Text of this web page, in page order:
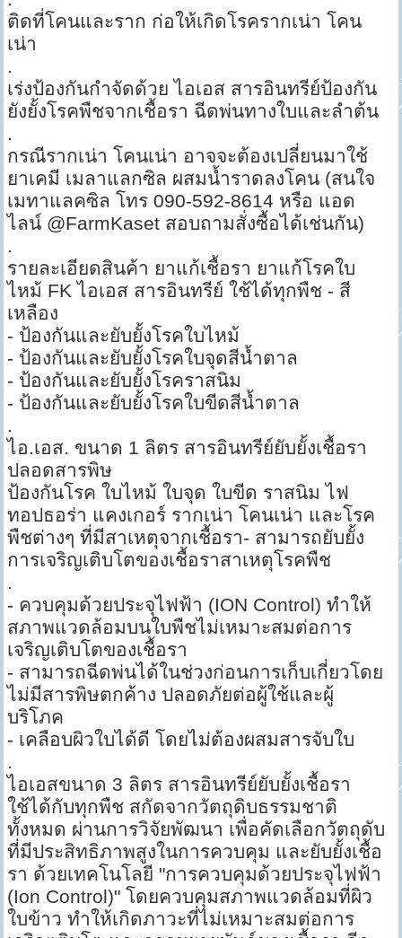
ติดที่โคนและราก ก่อให้เกิดโรครากเน่า โคน
เน่า
.
เร่งป้องกันกำจัดด้วย ไอเอส สารอินทรีย์ป้องกัน
ยังยั้งโรคพืชจากเชื้อรา ฉีดพ่นทางใบและลำต้น
.
กรณีรากเน่า โคนเน่า อาจจะต้องเปลี่ยนมาใช้
ยาเคมี เมลาแลกซิล ผสมน้ำราดลงโคน (สนใจ
เมทาแลคซิล โทร 090-592-8614 หรือ แอด
ไลน์ @FarmKaset สอบถามสั่งซื้อได้เช่นกัน)
.
รายละเอียดสินค้า ยาแก้เชื้อรา ยาแก้โรคใบ
ไหม้ FK ไอเอส สารอินทรีย์ ใช้ได้ทุกพืช - สี
เหลือง
- ป้องกันและยับยั้งโรคใบไหม้
- ป้องกันและยับยั้งโรคใบจุดสีน้ำตาล
- ป้องกันและยับยั้งโรคราสนิม
- ป้องกันและยับยั้งโรคใบขีดสีน้ำตาล
.
ไอ.เอส. ขนาด 1 ลิตร สารอินทรีย์ยับยั้งเชื้อรา
ปลอดสารพิษ
ป้องกันโรค ใบไหม้ ใบจุด ใบขีด ราสนิม ไฟ
ทอปธอร่า แคงเกอร์ รากเน่า โคนเน่า และโรค
พืชต่างๆ ที่มีสาเหตุจากเชื้อรา- สามารถยับยั้ง
การเจริญเติบโตของเชื้อราสาเหตุโรคพืช
.
- ควบคุมด้วยประจุไฟฟ้า (ION Control) ทำให้
สภาพแวดล้อมบนใบพืชไม่เหมาะสมต่อการ
เจริญเติบโตของเชื้อรา
- สามารถฉีดพ่นได้ในช่วงก่อนการเก็บเกี่ยวโดย
ไม่มีสารพิษตกค้าง ปลอดภัยต่อผู้ใช้และผู้
บริโภค
- เคลือบผิวใบได้ดี โดยไม่ต้องผสมสารจับใบ
.
ไอเอสขนาด 3 ลิตร สารอินทรีย์ยับยั้งเชื้อรา
ใช้ได้กับทุกพืช สกัดจากวัตถุดิบธรรมชาติ
ทั้งหมด ผ่านการวิจัยพัฒนา เพื่อคัดเลือกวัตถุดับ
ที่มีประสิทธิภาพสูงในการควบคุม และยับยั้งเชื้อ
รา ด้วยเทคโนโลยี "การควบคุมด้วยประจุไฟฟ้า
(Ion Control)" โดยควบคุมสภาพแวดล้อมที่ผิว
ใบข้าว ทำให้เกิดภาวะที่ไม่เหมาะสมต่อการ